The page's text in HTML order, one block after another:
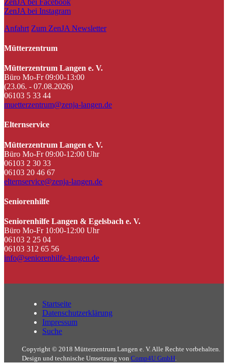
ZenJA bei Instagram
Anfahrt Zum ZenJA Newsletter
Mütterzentrum
Mütterzentrum Langen e. V.
Büro Mo-Fr 09:00-13:00
(23.06. - 07.08.2026)
06103 5 33 44
muetterzentrum@zenja-langen.de
Elternservice
Mütterzentrum Langen e. V.
Büro Mo-Fr 09:00-12:00 Uhr
06103 2 30 33
06103 20 46 67
elternservice@zenja-langen.de
Seniorenhilfe
Seniorenhilfe Langen & Egelsbach e. V.
Büro Mo-Fr 10:00-12:00 Uhr
06103 2 25 04
06103 312 65 56
info@seniorenhilfe-langen.de
Startseite
Datenschutzerklärung
Impressum
Suche
Copyright © 2018 Mütterzentrum Langen e. V. Alle Rechte vorbehalten.
Design und technische Umsetzung von Comp4U GmbH.